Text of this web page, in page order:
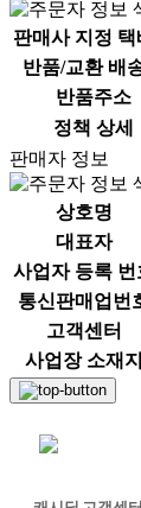
판매사 지정 택
반품/교환 배
반품주소
정책 상세
판매자 정보
상호명
대표자
사업자 등록 번
통신판매업번
고객센터
사업장 소재지